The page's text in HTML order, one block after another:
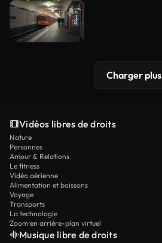
Charger plus
Vidéos libres de droits
Nature
Personnes
Amour & Relations
Le fitness
Vidéo aérienne
Alimentation et boissons
Voyage
Transports
La technologie
Zoom en arrière-plan virtuel
Musique libre de droits